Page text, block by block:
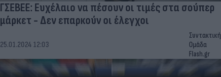
ΓΣΕΒΕΕ: Ευχέλαιο να πέσουν οι τιμές στα σούπερ
μάρκετ - Δεν επαρκούν οι έλεγχοι
25.01.2024 12:03
Συντακτική
Ομάδα
Flash.gr